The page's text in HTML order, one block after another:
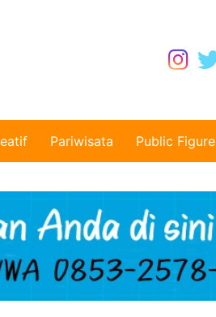
Pariwisata Public Figure